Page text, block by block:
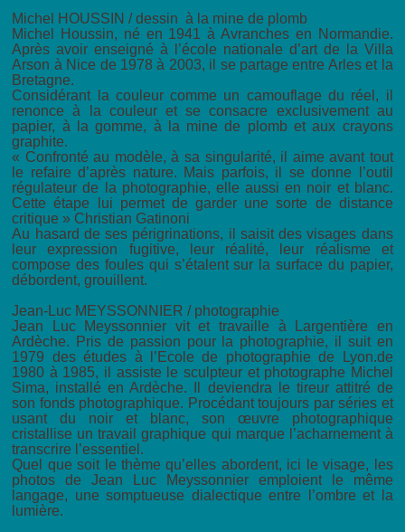
Michel HOUSSIN / dessin à la mine de plomb
Michel Houssin, né en 1941 à Avranches en Normandie.
Après avoir enseigné à l’école nationale d’art de la Villa
Arson à Nice de 1978 à 2003, il se partage entre Arles et la
Bretagne.
Considérant la couleur comme un camouflage du réel, il
renonce à la couleur et se consacre exclusivement au
papier, à la gomme, à la mine de plomb et aux crayons
graphite.
« Confronté au modèle, à sa singularité, il aime avant tout
le refaire d’après nature. Mais parfois, il se donne l’outil
régulateur de la photographie, elle aussi en noir et blanc.
Cette étape lui permet de garder une sorte de distance
critique » Christian Gatinoni
Au hasard de ses périgrinations, il saisit des visages dans
leur expression fugitive, leur réalité, leur réalisme et
compose des foules qui s’étalent sur la surface du papier,
débordent, grouillent.
Jean-Luc MEYSSONNIER / photographie
Jean Luc Meyssonnier vit et travaille à Largentière en
Ardèche. Pris de passion pour la photographie, il suit en
1979 des études à l’Ecole de photographie de Lyon.de
1980 à 1985, il assiste le sculpteur et photographe Michel
Sima, installé en Ardèche. Il deviendra le tireur attitré de
son fonds photographique. Procédant toujours par séries et
usant du noir et blanc, son œuvre photographique
cristallise un travail graphique qui marque l’acharnement à
transcrire l’essentiel.
Quel que soit le thème qu’elles abordent, ici le visage, les
photos de Jean Luc Meyssonnier emploient le même
langage, une somptueuse dialectique entre l’ombre et la
lumière.